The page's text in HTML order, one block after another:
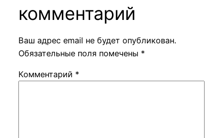
комментарий
Ваш адрес email не будет опубликован.
Обязательные поля помечены *
Комментарий *